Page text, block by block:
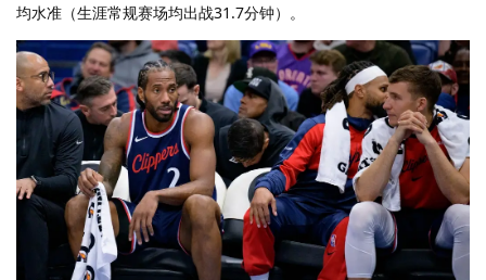
均水准（生涯常规赛场均出战31.7分钟）。